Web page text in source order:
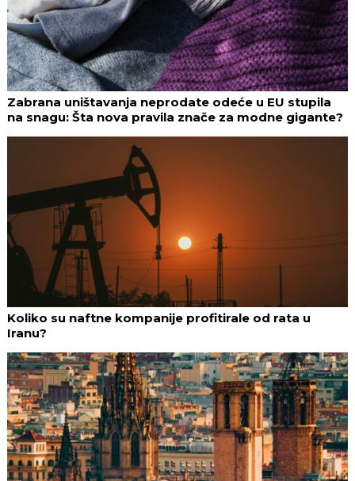
Zabrana uništavanja neprodate odeće u EU stupila
na snagu: Šta nova pravila znače za modne gigante?
Koliko su naftne kompanije profitirale od rata u
Iranu?